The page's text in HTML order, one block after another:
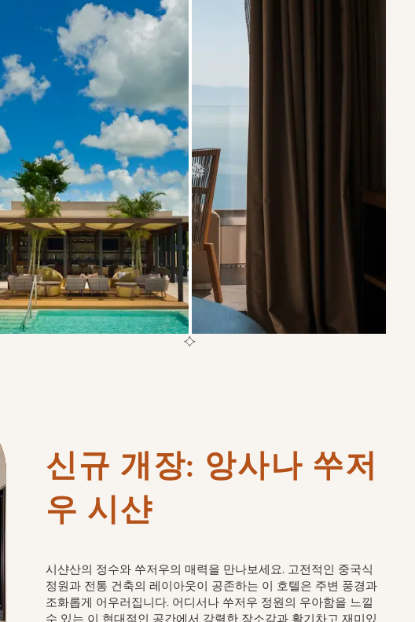
신규 개장: 앙사나 쑤저
우 시샨
시샨산의 정수와 쑤저우의 매력을 만나보세요. 고전적인 중국식
정원과 전통 건축의 레이아웃이 공존하는 이 호텔은 주변 풍경과
조화롭게 어우러집니다. 어디서나 쑤저우 정원의 우아함을 느낄
수 있는 이 현대적인 공간에서 강렬한 장소감과 활기차고 재미있